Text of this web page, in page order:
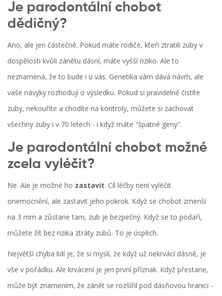
Je parodontální chobot
dědičný?
Ano, ale jen částečně. Pokud máte rodiče, kteří ztratili zuby v
dospělosti kvůli zánětu dásní, máte vyšší riziko. Ale to
neznamená, že to bude i u vás. Genetika vám dává návrh, ale
vaše návyky rozhodují o výsledku. Pokud si pravidelně čistíte
zuby, nekouříte a chodíte na kontroly, můžete si zachovat
všechny zuby i v 70 letech - i když máte "špatné geny".
Je parodontální chobot možné
zcela vyléčit?
Ne. Ale je možné ho zastavit. Cíl léčby není vyléčit
onemocnění, ale zastavit jeho pokrok. Když se chobot zmenší
na 3 mm a zůstane tam, zub je bezpečný. Když se to podaří,
můžete žít bez rizika ztráty zubů. To je úspěch.
Největší chyba lidí je, že si myslí, že když už nekrvácí dásně, je
vše v pořádku. Ale krvácení je jen první příznak. Když přestane,
může být znamením, že zánět se rozšířil pod dásňovou hranici -